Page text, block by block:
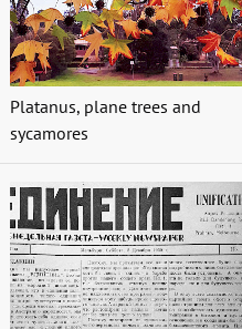
Platanus, plane trees and
sycamores